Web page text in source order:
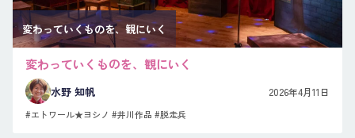
変わっていくものを、観にいく
変わっていくものを、観にいく
水野 知帆 2026年4月11日
#エトワール★ヨシノ #井川作品 #脱走兵